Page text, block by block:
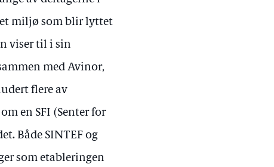
miljø som blir lyttet
viser til i sin
med Avinor,
flere av
en SFI (Senter for
Både SINTEF og
som etableringen